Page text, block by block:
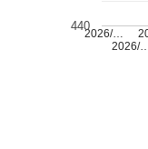
2026/…
2026/
440